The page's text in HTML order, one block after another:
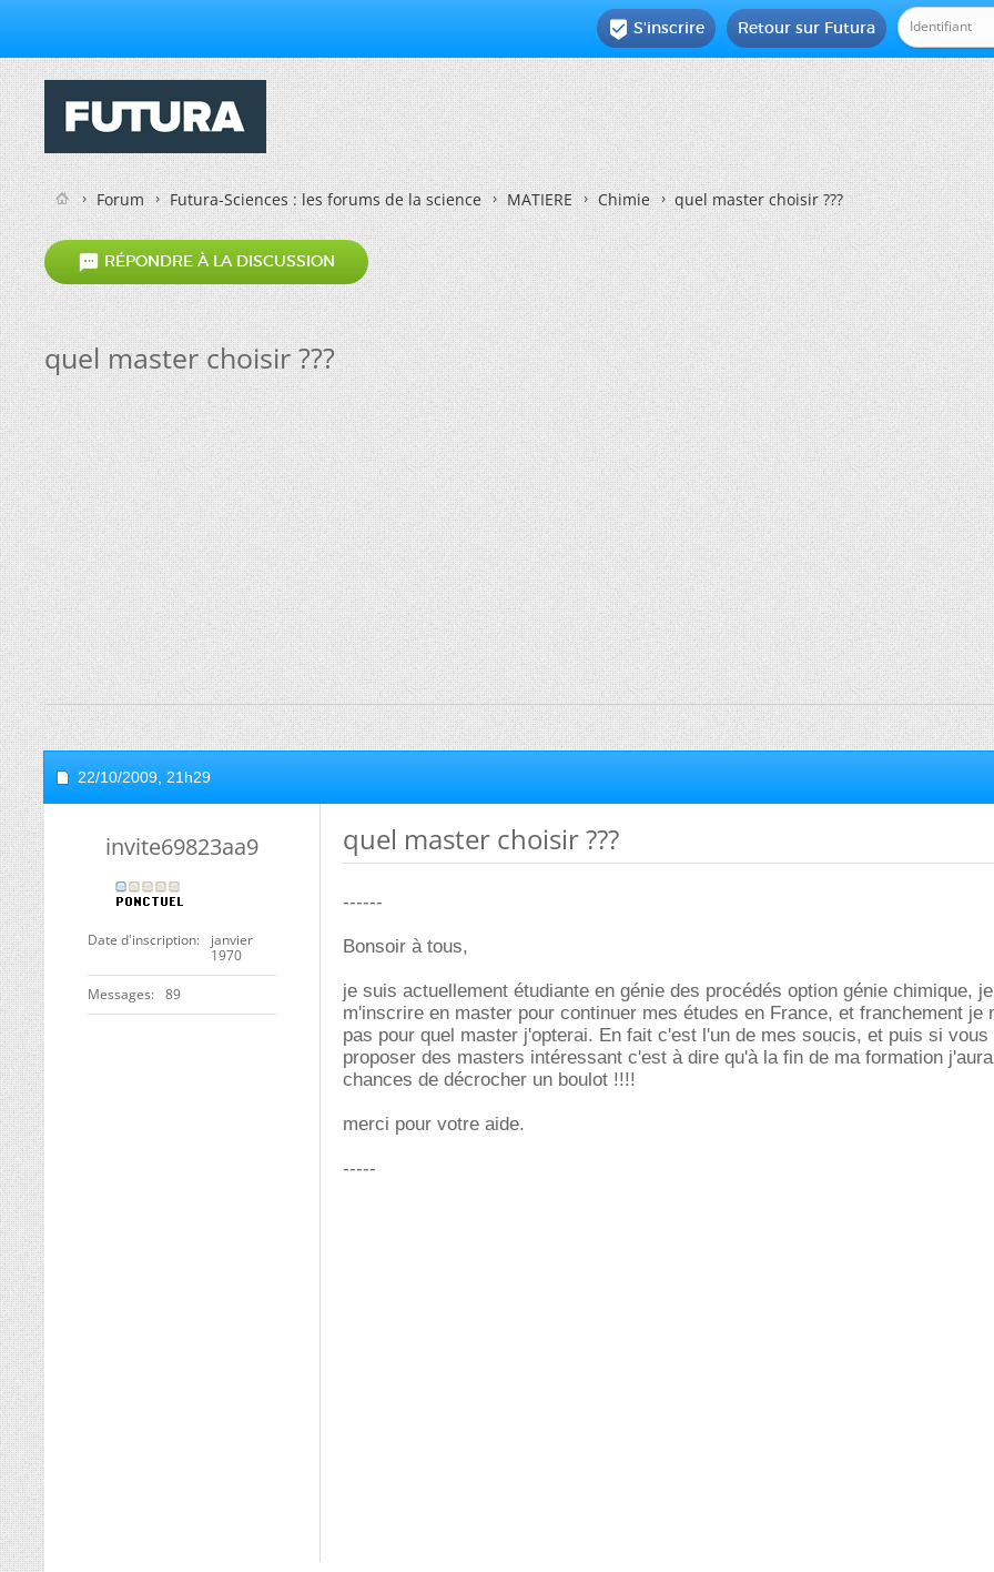
Retour sur Futura
 S'inscrire
Forum Futura-Sciences : les forums de la science MATIERE Chimie quel master choisir ???
 RÉPONDRE À LA DISCUSSION
quel master choisir ???
22/10/2009, 21h29
invite69823aa9
Date d'inscription
janvier
1970
Messages 89
quel master choisir ???
------
Bonsoir à tous,
je suis actuellement étudiante en génie des procédés option génie chimique,
m'inscrire en master pour continuer mes études en France, et franchement je
pas pour quel master j'opterai. En fait c'est l'un de mes soucis, et puis si vous
proposer des masters intéressant c'est à dire qu'à la fin de ma formation
chances de décrocher un boulot !!!!
merci pour votre aide.
-----